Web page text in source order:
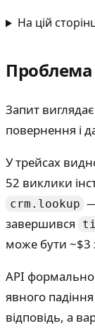
На цій
Проблема
Запит
повернення і
У трейсах
52 виклики
crm.lookup
завершився
може бути ~$3
API формально
явного
відповідь, а